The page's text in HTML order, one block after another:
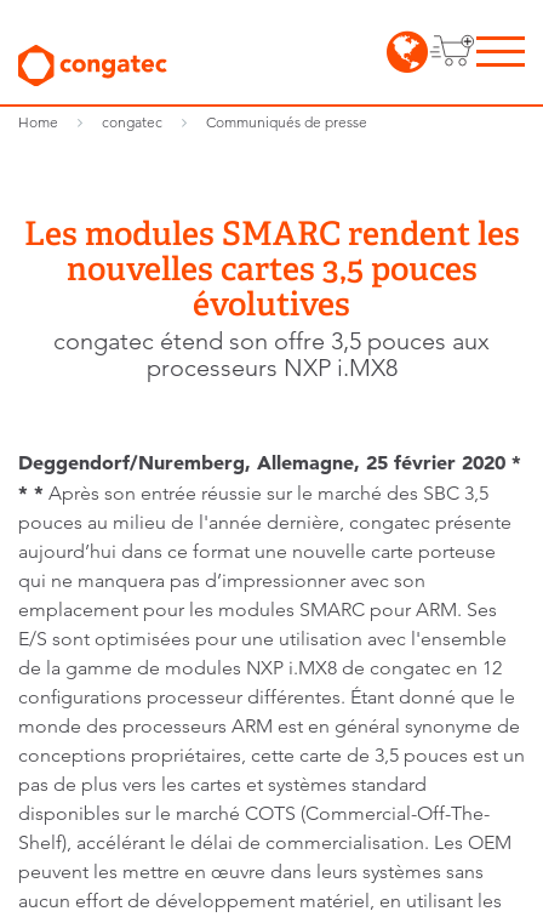
Home congatec Communiqués de presse
Les modules SMARC rendent les
nouvelles cartes 3,5 pouces
évolutives
congatec étend son offre 3,5 pouces aux
processeurs NXP i.MX8
Deggendorf/Nuremberg, Allemagne, 25 février 2020 *
* * Après son entrée réussie sur le marché des SBC 3,5
pouces au milieu de l'année dernière, congatec présente
aujourd’hui dans ce format une nouvelle carte porteuse
qui ne manquera pas d’impressionner avec son
emplacement pour les modules SMARC pour ARM. Ses
E/S sont optimisées pour une utilisation avec l'ensemble
de la gamme de modules NXP i.MX8 de congatec en 12
configurations processeur différentes. Étant donné que le
monde des processeurs ARM est en général synonyme de
conceptions propriétaires, cette carte de 3,5 pouces est un
pas de plus vers les cartes et systèmes standard
disponibles sur le marché COTS (Commercial-Off-The-
Shelf), accélérant le délai de commercialisation. Les OEM
peuvent les mettre en œuvre dans leurs systèmes sans
aucun effort de développement matériel, en utilisant les